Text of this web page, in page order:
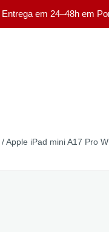
Entrega em 24–48h em
/ Apple iPad mini A17 Pro